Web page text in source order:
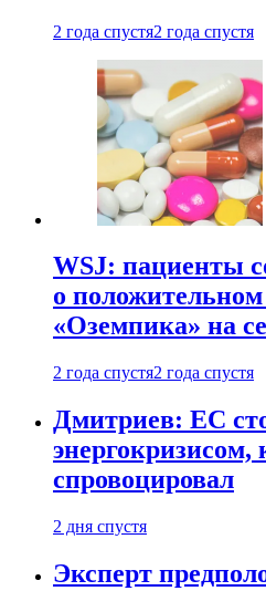
2 года спустя2 года спустя
WSJ: пациенты
о
«Оземпика» на
2 года спустя2 года спустя
Дмитриев: ЕС
спровоцировал
2 дня спустя
Эксперт